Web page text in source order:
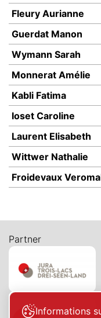
Fleury Aurianne
Guerdat Manon
Wymann Sarah
Monnerat Amélie
Kabli Fatima
Ioset Caroline
Laurent Elisabeth
Wittwer Nathalie
Froidevaux
Partner
Informations